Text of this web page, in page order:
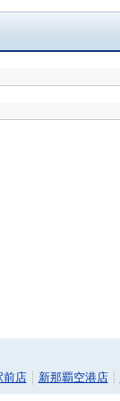
前店 新那覇空港店